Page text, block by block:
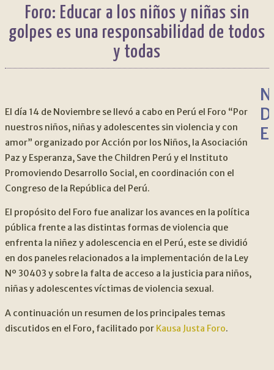
Foro: Educar a los niños y niñas sin
golpes es una responsabilidad de todos
y todas
El día 14 de Noviembre se llevó a cabo en Perú el Foro “Por
nuestros niños, niñas y adolescentes sin violencia y con
amor” organizado por Acción por los Niños, la Asociación
Paz y Esperanza, Save the Children Perú y el Instituto
Promoviendo Desarrollo Social, en coordinación con el
Congreso de la República del Perú.
El propósito del Foro fue analizar los avances en la política
pública frente a las distintas formas de violencia que
enfrenta la niñez y adolescencia en el Perú, este se dividió
en dos paneles relacionados a la implementación de la Ley
Nº 30403 y sobre la falta de acceso a la justicia para niños,
niñas y adolescentes víctimas de violencia sexual.
A continuación un resumen de los principales temas
discutidos en el Foro, facilitado por Kausa Justa Foro.